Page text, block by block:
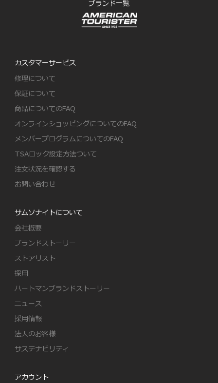
ブランド一覧
カスタマーサービス
修理について
保証について
商品についてのFAQ
オンラインショッピングについてのFAQ
メンバープログラムについてのFAQ
TSAロック設定方法ついて
注文状況を確認する
お問い合わせ
サムソナイトについて
会社概要
ブランドストーリー
ストアリスト
採用
ハートマンブランドストーリー
ニュース
採用情報
法人のお客様
サステナビリティ
アカウント